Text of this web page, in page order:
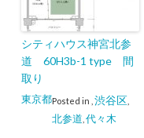
シティハウス神宮北参
道 60H3b-1 type 間
取り
Posted in
東京都 渋谷区
北参道 代々木